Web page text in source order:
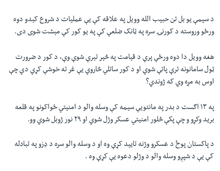
د سیمې یو بل تن حبیب الله وویل په علاقه کې يې عملیات د شروع کېدو دوه
ورځو وروسته د کورنۍ سره په ټانک ضلعې کې په یو کور کې مېشت شوی دی.
هغه وویل دا دوه ورځې پرې د قیامت په څیر تېرې شوې وې، د کور د ضرورت
ټول سامانونه ترې پاتې شوي او د کور ساتلي څاروي یې غر ته خوشې کړي دي چې
اوس به مړه وي که ژوندي؟
په ۱۳ اګست د بدر په مانتویې سیمه کې وسله والو د امنیتي ځواکونو په قلعه
برید وکړو و چې پکې څلور امنیتي عسکر وژل شوي او ۲۹ نور ژوبل شوي وو.
د پاکستان پوځ د عسکرو وژنه تایید کړې وه او د وسله والو سره د ډزو په تبادله
کې يې د شپږو وسله والو د وژلو دعوه يې کړې وه .